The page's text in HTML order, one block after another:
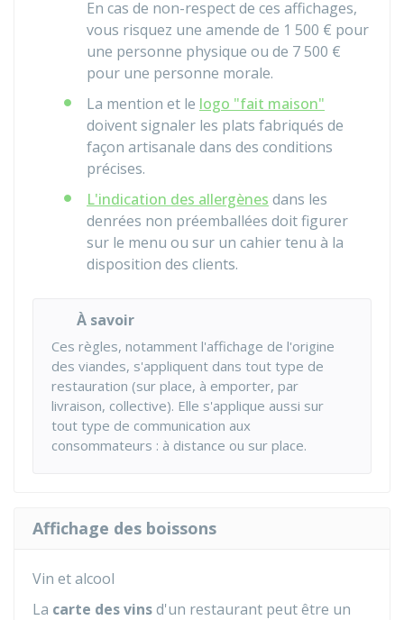
En cas de non-respect de ces affichages,
vous risquez une amende de 1 500 € pour
une personne physique ou de 7 500 €
pour une personne morale.
La mention et le logo "fait maison"
doivent signaler les plats fabriqués de
façon artisanale dans des conditions
précises.
L'indication des allergènes dans les
denrées non préemballées doit figurer
sur le menu ou sur un cahier tenu à la
disposition des clients.
À savoir
Ces règles, notamment l'affichage de l'origine
des viandes, s'appliquent dans tout type de
restauration (sur place, à emporter, par
livraison, collective). Elle s'applique aussi sur
tout type de communication aux
consommateurs : à distance ou sur place.
Affichage des boissons
Vin et alcool
La carte des vinsd'un restaurant peut être un